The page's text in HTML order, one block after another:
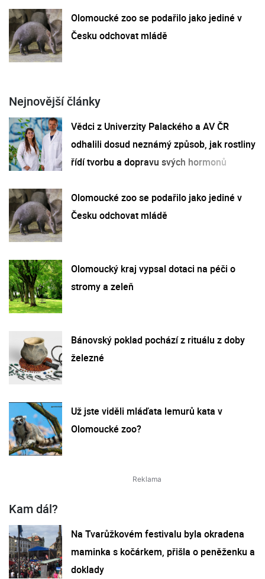
Olomoucké zoo se podařilo jako jediné v
Česku odchovat mládě
Nejnovější články
Vědci z Univerzity Palackého a AV ČR
odhalili dosud neznámý způsob, jak rostliny
řídí tvorbu a dopravu svých hormonů
Olomoucké zoo se podařilo jako jediné v
Česku odchovat mládě
Olomoucký kraj vypsal dotaci na péči o
stromy a zeleň
Bánovský poklad pochází z rituálu z doby
železné
Už jste viděli mláďata lemurů kata v
Olomoucké zoo?
Kam dál?
Na Tvarůžkovém festivalu byla okradena
maminka s kočárkem, přišla o peněženku a
doklady